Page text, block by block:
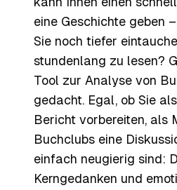
eine Geschichte geben
Sie noch tiefer
stundenlang zu lesen?
Tool zur Analyse von
gedacht. Egal, ob Sie
Bericht vorbereiten, als
Buchclubs eine
einfach neugierig sind:
Kerngedanken und